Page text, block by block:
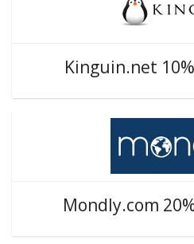
Kinguin.net
Mondly.com